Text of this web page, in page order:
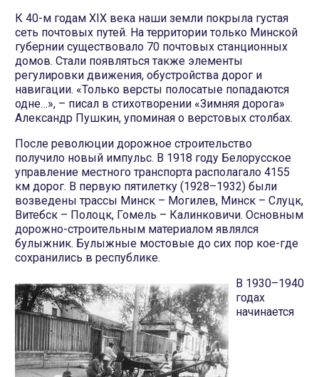
К 40-м годам XIX века наши земли покрыла густая
сеть почтовых путей. На территории только Минской
губернии существовало 70 почтовых станционных
домов. Стали появляться также элементы
регулировки движения, обустройства дорог и
навигации. «Только версты полосатые попадаются
одне…», – писал в стихотворении «Зимняя дорога»
Александр Пушкин, упоминая о верстовых столбах.
После революции дорожное строительство
получило новый импульс. В 1918 году Белорусское
управление местного транспорта располагало 4155
км дорог. В первую пятилетку (1928–1932) были
возведены трассы Минск – Могилев, Минск – Слуцк,
Витебск – Полоцк, Гомель – Калинковичи. Основным
дорожно-строительным материалом являлся
булыжник. Булыжные мостовые до сих пор кое-где
сохранились в республике.
В 1930–1940
годах
начинается